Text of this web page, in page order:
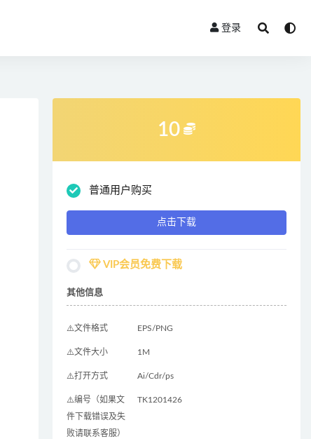
登录
10
普通用户购买
点击下载
VIP会员免费下载
其他信息
⚠️文件格式 EPS/PNG
⚠️文件大小 1M
⚠️打开方式 Ai/Cdr/ps
⚠️编号（如果文
件下载错误及失
败请联系客服）
TK1201426